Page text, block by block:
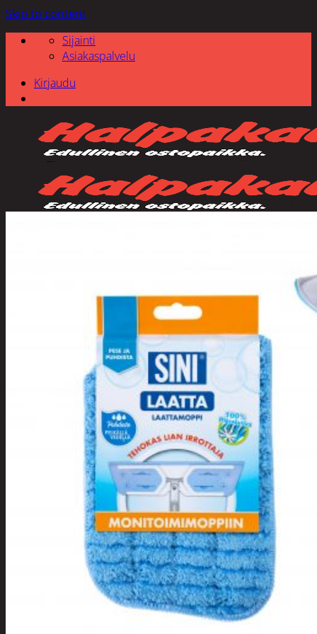
Skip to content
Sijainti
Asiakaspalvelu
Kirjaudu
Tuotevalikoima
Poistotuotteet
Kausituotteet
Joulu
Joulu- ja kausivalot
Eläimet ja
tontut
Kyntteliköt
Valoketjut ja
kuusenvalot
Joulukoristeet
Kranssit ja
asetelmat
Tontut ja
muut
Joulutekstiilit
Paketointi
Marjastus
Talvi